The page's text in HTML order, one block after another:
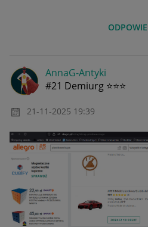
AnnaG-Antyki
#21 Demiurg ⭐⭐⭐
‎21-11-2025 19:39